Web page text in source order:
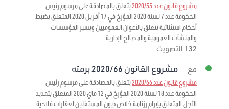
مشروع قانون عدد 2020/55
يتعلق بالمصادقة على مرسوم رئيس
الحكومة عدد 7 لسنة 2020 المؤرخ في 17 أفريل 2020 المتعلق بضبط
أحكام استثنائية تتعلق بالأعوان العموميين وبسير المؤسسات
والمنشآت العمومية والمصالح الإدارية
132 التصويت
مع مشروع القانون 2020/66 برمته
مشروع قانون عدد 2020/66
يتعلق بالمصادقة على مرسوم رئيس
الحكومة عدد 18 لسنة 2020 المؤرخ في 12 ماي 2020 المتعلق بتمديد
الأجل المتعلق بإبرام رزنامة خلاص ديون المستغلين لعقارات فلاحية